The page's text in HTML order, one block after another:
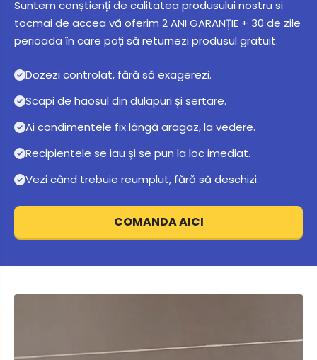
Suntem conștienți de calitatea produsului nostru si
tocmai de accea vă oferim 2 ANI GARANȚIE + 30 de zile
perioada în care poți să returnezi produsul gratuit.
Dozezi controlat, fără să exagerezi.
Scapi de haosul din dulapuri și sertare.
Ai condimentele fix lângă aragaz, la vedere.
Recipientele se iau și se pun la loc imediat.
Vezi când trebuie reumplut, fără să deschizi.
COMANDA AICI